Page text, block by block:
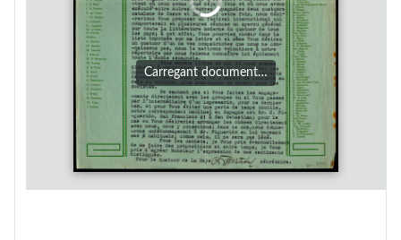
Carregant document…